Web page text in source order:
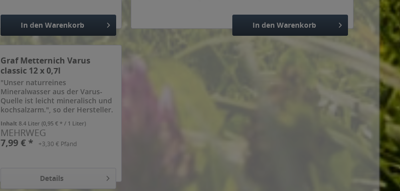
In den Warenkorb
Hinzugefügt
In den Warenkorb
Graf Metternich Varus
classic 12 x 0,7l
"Unser naturreines
Mineralwasser aus der Varus-
Quelle ist leicht mineralisch und
kochsalzarm.", so der Hersteller.
Inhalt8.4 Liter(0,95 € * / 1 Liter)
MEHRWEG
7,99 € *
+3,30 € Pfand
Details